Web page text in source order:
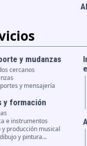
y mudanzas
cercanos
y mensajería
y formación
e instrumentos
y producción musical
y pintura...